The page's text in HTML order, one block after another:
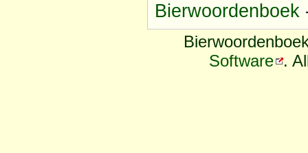
Bierwoordenboek
Software .